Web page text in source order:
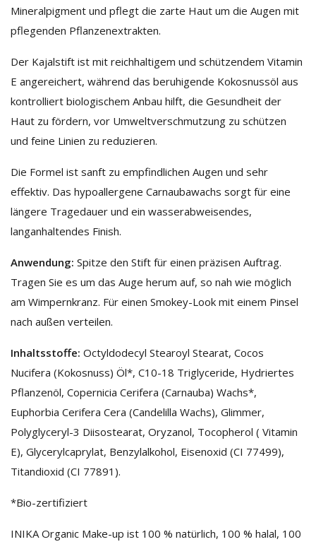
Mineralpigment und pflegt die zarte Haut um die Augen mit
pflegenden Pflanzenextrakten.
Der Kajalstift ist mit reichhaltigem und schützendem Vitamin
E angereichert, während das beruhigende Kokosnussöl aus
kontrolliert biologischem Anbau hilft, die Gesundheit der
Haut zu fördern, vor Umweltverschmutzung zu schützen
und feine Linien zu reduzieren.
Die Formel ist sanft zu empfindlichen Augen und sehr
effektiv. Das hypoallergene Carnaubawachs sorgt für eine
längere Tragedauer und ein wasserabweisendes,
langanhaltendes Finish.
Anwendung: Spitze den Stift für einen präzisen Auftrag.
Tragen Sie es um das Auge herum auf, so nah wie möglich
am Wimpernkranz. Für einen Smokey-Look mit einem Pinsel
nach außen verteilen.
Inhaltsstoffe: Octyldodecyl Stearoyl Stearat, Cocos
Nucifera (Kokosnuss) Öl*, C10-18 Triglyceride, Hydriertes
Pflanzenöl, Copernicia Cerifera (Carnauba) Wachs*,
Euphorbia Cerifera Cera (Candelilla Wachs), Glimmer,
Polyglyceryl-3 Diisostearat, Oryzanol, Tocopherol ( Vitamin
E), Glycerylcaprylat, Benzylalkohol, Eisenoxid (CI 77499),
Titandioxid (CI 77891).
*Bio-zertifiziert
INIKA Organic Make-up ist 100 % natürlich, 100 % halal, 100